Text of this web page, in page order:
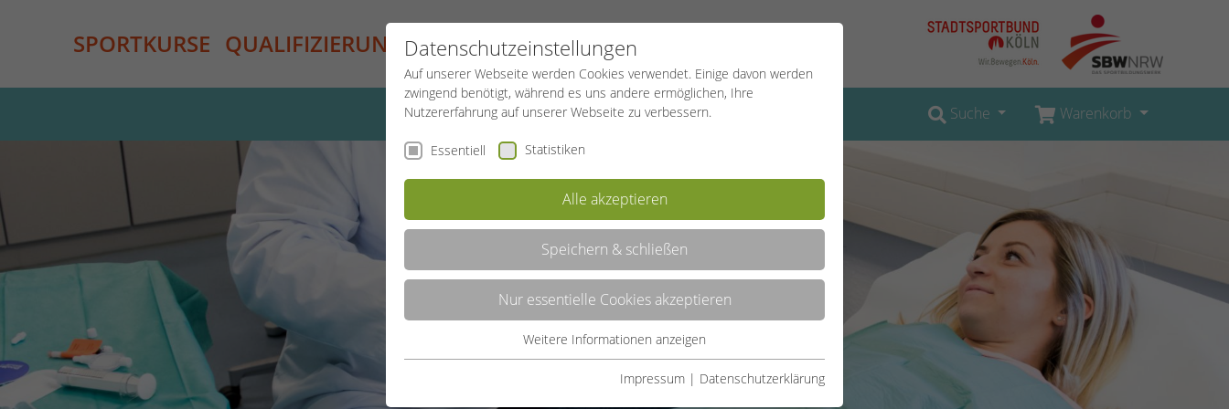
SPORTKURSE QUALIFIZIERUNG PROJEKTE SPORTREISEN
Suche Warenkorb
Datenschutzeinstellungen
Auf unserer Webseite werden Cookies verwendet. Einige davon werden
zwingend benötigt, während es uns andere ermöglichen, Ihre
Nutzererfahrung auf unserer Webseite zu verbessern.
Essentiell Statistiken
Alle akzeptieren
Speichern & schließen
Nur essentielle Cookies akzeptieren
Essentielle Cookies werden für grundlegende Funktionen der
Weitere Informationen anzeigen
Impressum | Datenschutzerklärung